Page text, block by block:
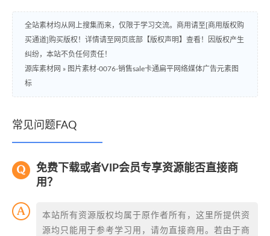
全站素材均从网上搜集而来，仅限于学习交流。商用请至[商用版权购
买通道]购买版权！详情请至网页底部【版权声明】查看！因版权产生
纠纷，本站不负任何责任！
源库素材网 » 图片素材-0076-销售sale卡通扁平网络媒体广告元素图
标
常见问题FAQ
免费下载或者VIP会员专享资源能否直接商
用？
本站所有资源版权均属于原作者所有，这里所提供资
源均只能用于参考学习用，请勿直接商用。若由于商